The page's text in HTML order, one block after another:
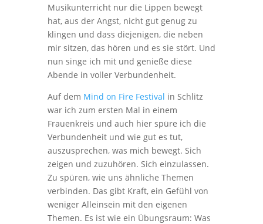
Musikunterricht nur die Lippen bewegt
hat, aus der Angst, nicht gut genug zu
klingen und dass diejenigen, die neben
mir sitzen, das hören und es sie stört. Und
nun singe ich mit und genieße diese
Abende in voller Verbundenheit.
Auf dem Mind on Fire Festival in Schlitz
war ich zum ersten Mal in einem
Frauenkreis und auch hier spüre ich die
Verbundenheit und wie gut es tut,
auszusprechen, was mich bewegt. Sich
zeigen und zuzuhören. Sich einzulassen.
Zu spüren, wie uns ähnliche Themen
verbinden. Das gibt Kraft, ein Gefühl von
weniger Alleinsein mit den eigenen
Themen. Es ist wie ein Übungsraum: Was